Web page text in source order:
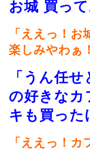
お城 買って
「ええっ！
楽しみやわぁ
「うん任
の好きなカ
キも買った
「ええっ！カ